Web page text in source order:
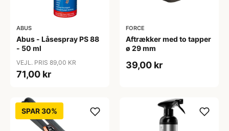
ABUS
Abus - Låsespray PS 88
- 50 ml
VEJL. PRIS 89,00 KR
71,00 kr
FORCE
Aftrækker med to tapper
ø 29 mm
39,00 kr
SPAR 30%